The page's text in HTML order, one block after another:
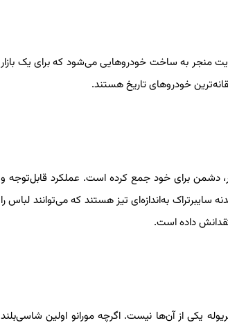
منجر به ساخت خودروهایی می‌شود که برای یک بازار
خودروهای تاریخ هستند.
دشمن برای خود جمع کرده است. عملکرد قابل‌توجه و
سایبرتراک به‌اندازه‌ای تیز هستند که می‌توانند لباس را
داده است.
یکی از آن‌ها نیست. اگرچه مورانو اولین شاسی‌بلند